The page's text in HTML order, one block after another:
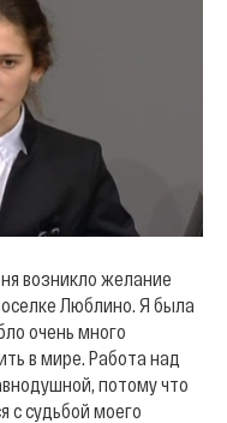
возникло желание
Люблино. Я была
очень много
в мире. Работа над
потому что
с судьбой моего